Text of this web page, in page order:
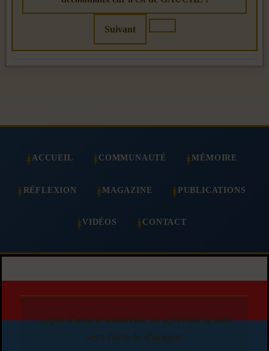
Suivant
ACCUEIL COMMUNAUTÉ MÉMOIRE
RÉFLEXION MAGAZINE PUBLICATIONS
VIDÉOS CONTACT
Copie d'article autorisée en affichant le lien
vers l'article d'origine